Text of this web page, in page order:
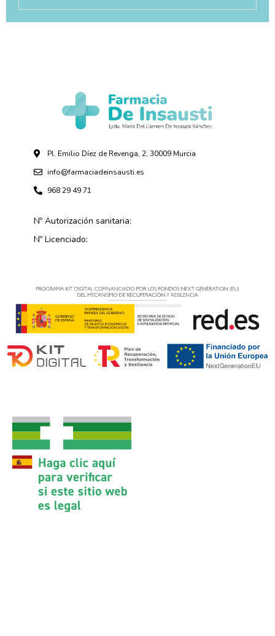
Pl. Emilio Díez de Revenga, 2, 30009 Murcia
info@farmaciadeinsausti.es
968 29 49 71
Nº Autorización sanitaria:
Nº Licenciado: